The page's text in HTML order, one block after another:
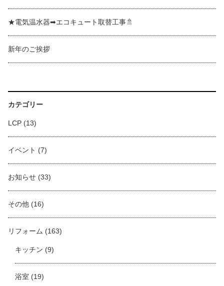
★電気温水器➡エコキュート取替工事🚿
新年のご挨拶
カテゴリー
LCP (13)
イベント (7)
お知らせ (33)
その他 (16)
リフォーム (163)
キッチン (9)
浴室 (19)